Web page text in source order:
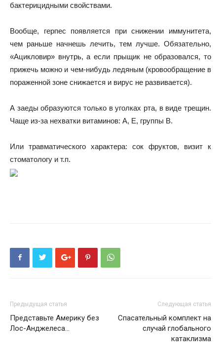
бактерицидными свойствами.
Вообще, герпес появляется при снижении иммунитета,
чем раньше начнешь лечить, тем лучше. Обязательно,
«Ацикловир» внутрь, а если прыщик не образовался, то
прижечь можно и чем-нибудь ледяным (кровообращение в
пораженной зоне снижается и вирус не развивается).
А заеды образуются только в уголках рта, в виде трещин.
Чаще из-за нехватки витаминов: А, Е, группы В.
Или травматического характера: сок фруктов, визит к
стоматологу и т.п.
Предыдущая статья
Представьте Америку без
Лос-Анджелеса...
Следующая статья
Спасательный комплект на
случай глобального
катаклизма